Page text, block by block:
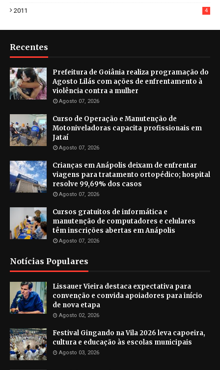
2011 4
Recentes
Prefeitura de Goiânia realiza programação do
Agosto Lilás com ações de enfrentamento à
violência contra a mulher
Agosto 07, 2026
Curso de Operação e Manutenção de
Motoniveladoras capacita profissionais em
Jataí
Agosto 07, 2026
Crianças em Anápolis deixam de enfrentar
viagens para tratamento ortopédico; hospital
resolve 99,69% dos casos
Agosto 07, 2026
Cursos gratuitos de informática e
manutenção de computadores e celulares
têm inscrições abertas em Anápolis
Agosto 07, 2026
Notícias Populares
Lissauer Vieira destaca expectativa para
convenção e convida apoiadores para início
de nova etapa
Agosto 02, 2026
Festival Gingando na Vila 2026 leva capoeira,
cultura e educação às escolas municipais
Agosto 03, 2026